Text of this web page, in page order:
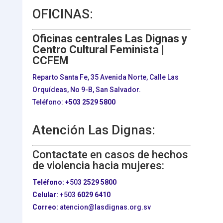
OFICINAS:
Oficinas centrales Las Dignas y
Centro Cultural Feminista |
CCFEM
Reparto Santa Fe, 35 Avenida Norte, Calle Las
Orquídeas, No 9-B, San Salvador.
Teléfono: +503 2529 5800
Atención Las Dignas:
Contactate en casos de hechos
de violencia hacia mujeres:
Teléfono: +503 2529 5800
Celular: +503 6029 6410
Correo: atencion@lasdignas.org.sv